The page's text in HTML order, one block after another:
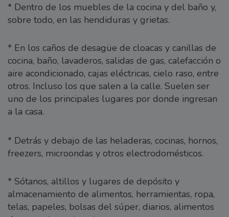
* Dentro de los muebles de la cocina y del baño y,
sobre todo, en las hendiduras y grietas.
* En los caños de desagüe de cloacas y canillas de
cocina, baño, lavaderos, salidas de gas, calefacción o
aire acondicionado, cajas eléctricas, cielo raso, entre
otros. Incluso los que salen a la calle. Suelen ser
uno de los principales lugares por donde ingresan
a la casa.
* Detrás y debajo de las heladeras, cocinas, hornos,
freezers, microondas y otros electrodomésticos.
* Sótanos, altillos y lugares de depósito y
almacenamiento de alimentos, herramientas, ropa,
telas, papeles, bolsas del súper, diarios, alimentos